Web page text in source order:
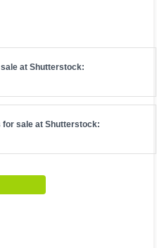
at Shutterstock:
for sale at Shutterstock: